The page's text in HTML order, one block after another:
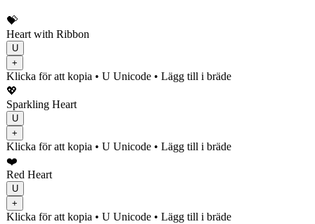
💝
Heart with Ribbon
U
+
Klicka för att kopia • U Unicode • Lägg till i bräde
💖
Sparkling Heart
U
+
Klicka för att kopia • U Unicode • Lägg till i bräde
❤️
Red Heart
U
+
Klicka för att kopia • U Unicode • Lägg till i bräde